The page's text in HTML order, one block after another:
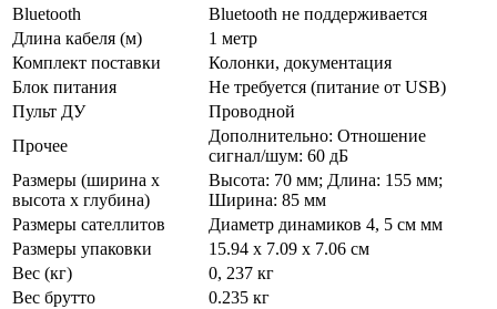
Bluetooth
Bluetooth не поддерживается
Длина кабеля (м)
1 метр
Комплект поставки
Колонки, документация
Блок питания
Не требуется (питание от USB)
Пульт ДУ
Проводной
Прочее
Дополнительно: Отношение
сигнал/­шум: 60 дБ
Размеры (ширина х
высота х глубина)
Высота: 70 мм; Длина: 155 мм;
Ширина: 85 мм
Размеры сателлитов
Диаметр динамиков 4, 5 см мм
Размеры упаковки
15.94 x 7.09 x 7.06 см
Вес (кг)
0, 237 кг
Вес брутто
0.235 кг